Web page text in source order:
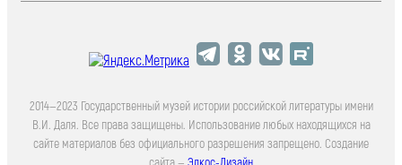
2014—2023 Государственный музей истории российской литературы имени
В.И. Даля. Все права защищены. Использование любых находящихся на
сайте материалов без официального разрешения запрещено. Создание